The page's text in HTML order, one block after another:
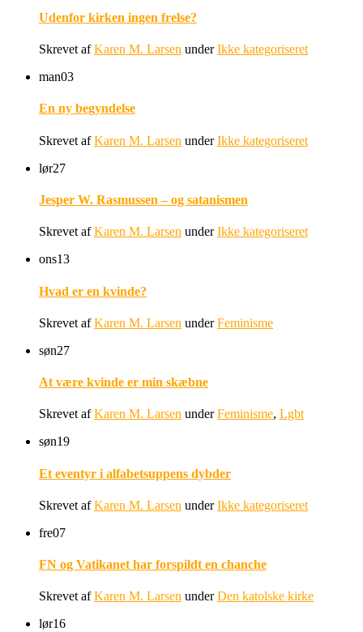
Udenfor kirken ingen frelse?
Skrevet afKaren M. Larsen underIkke kategoriseret
man03
En ny begyndelse
Skrevet afKaren M. Larsen underIkke kategoriseret
lør27
Jesper W. Rasmussen – og satanismen
Skrevet afKaren M. Larsen underIkke kategoriseret
ons13
Hvad er en kvinde?
Skrevet afKaren M. Larsen underFeminisme
søn27
At være kvinde er min skæbne
Skrevet afKaren M. Larsen underFeminisme, Lgbt
søn19
Et eventyr i alfabetsuppens dybder
Skrevet afKaren M. Larsen underIkke kategoriseret
fre07
FN og Vatikanet har forspildt en chanche
Skrevet afKaren M. Larsen underDen katolske kirke
lør16